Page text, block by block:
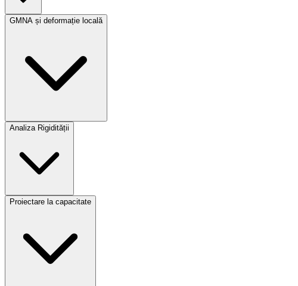
GMNA și deformație locală
Analiza Rigidității
Proiectare la capacitate